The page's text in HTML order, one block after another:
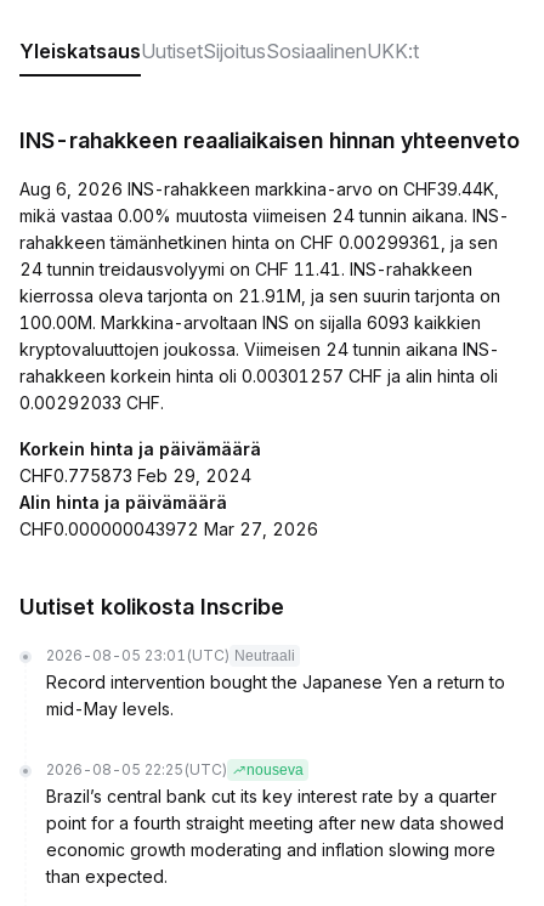
YleiskatsausUutisetSijoitusSosiaalinenUKK:t
INS-rahakkeen reaaliaikaisen hinnan yhteenveto
Aug 6, 2026 INS-rahakkeen markkina-arvo on CHF39.44K,
mikä vastaa 0.00% muutosta viimeisen 24 tunnin aikana. INS-
rahakkeen tämänhetkinen hinta on CHF 0.00299361, ja sen
24 tunnin treidausvolyymi on CHF 11.41. INS-rahakkeen
kierrossa oleva tarjonta on 21.91M, ja sen suurin tarjonta on
100.00M. Markkina-arvoltaan INS on sijalla 6093 kaikkien
kryptovaluuttojen joukossa. Viimeisen 24 tunnin aikana INS-
rahakkeen korkein hinta oli 0.00301257 CHF ja alin hinta oli
0.00292033 CHF.
Korkein hinta ja päivämäärä
CHF0.775873 Feb 29, 2024
Alin hinta ja päivämäärä
CHF0.000000043972 Mar 27, 2026
Uutiset kolikosta Inscribe
2026-08-05 23:01 (UTC) Neutraali
Record intervention bought the Japanese Yen a return to
mid-May levels.
2026-08-05 22:25 (UTC) nouseva
Brazil’s central bank cut its key interest rate by a quarter
point for a fourth straight meeting after new data showed
economic growth moderating and inflation slowing more
than expected.